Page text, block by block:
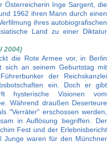
Österreicherin Inge Sargent, die
1962 ihren Mann durch einen
ihres autobiografischen
Land zu einer Diktatur
2004)
die Rote Armee vor, in Berlin
sich an seinem Geburtstag mit
der Reichskanzlei
ein. Doch er gibt
hysterische Visionen vom
Während draußen Deserteure
"Verräter" erschossen werden,
in Auflösung begriffen. Der
Fest und der Erlebnisbericht
Junge waren für den Münchner